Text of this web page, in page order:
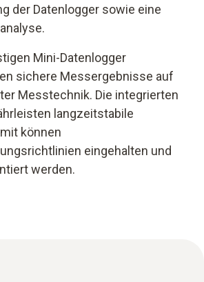
der Datenlogger sowie eine
Mini-Datenlogger
sichere Messergebnisse auf
Messtechnik. Die integrierten
langzeitstabile
können
eingehalten und
werden.